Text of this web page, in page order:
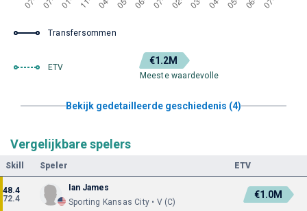
Transfersommen
ETV
€1.2M
Meeste waardevolle
Bekijk gedetailleerde geschiedenis (4)
Vergelijkbare spelers
Skill Speler ETV
48.4
72.4
Ian James
Sporting Kansas City • V (C)
€1.0M